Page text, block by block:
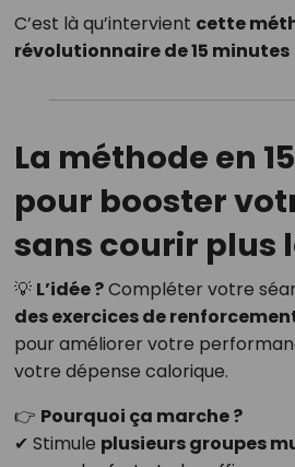
C’est là qu’intervient cette
révolutionnaire de 15 minutes
La méthode en
pour booster
sans courir plus
💡 L’idée ?Compléter votre
des exercices de
pour améliorer votre
votre dépense calorique.
👉 Pourquoi ça marche ?
✔ Stimule plusieurs groupes